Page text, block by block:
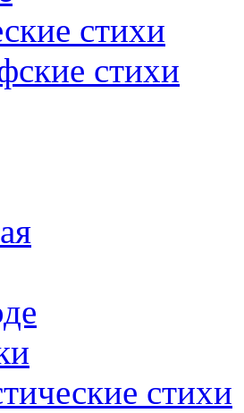
стихи
стихи
стихи